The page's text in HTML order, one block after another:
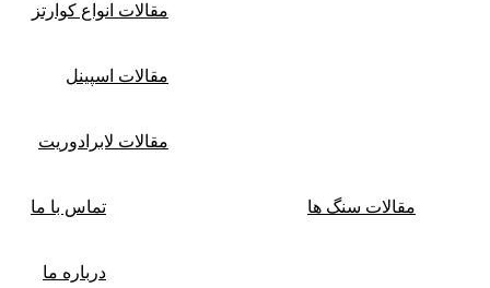
مقالات انواع کوارتز
مقالات اسپینل
مقالات لابرادوریت
مقالات سنگ ها تماس با ما
درباره ما